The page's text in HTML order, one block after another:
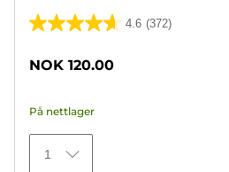
4.6 (372)
4.6
5
372
omtaler
NOK 120.00
På nettlager
1